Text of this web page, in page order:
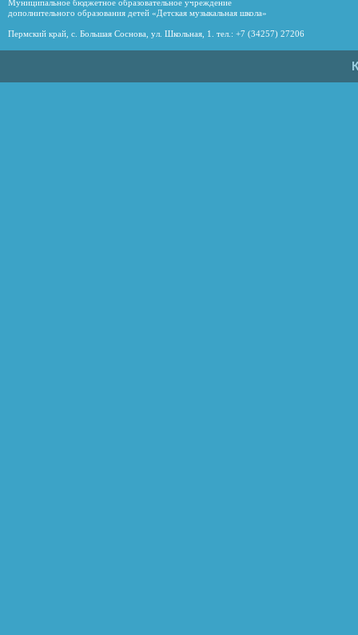
Муниципальное бюджетное образовательное учреждение
дополнительного образования детей «Детская музыкальная школа»
Пермский край, с. Большая Соснова, ул. Школьная, 1. тел.: +7 (34257) 27206